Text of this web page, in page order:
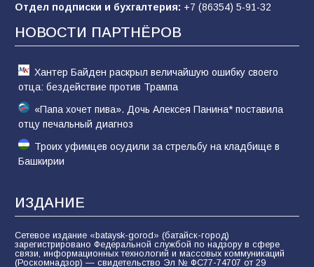
Батайчане вышли в финал Всероссийского
конкурса «Большая перемена»
62 04.08.2026
Отдел подписки и бухгалтерия: +7 (86354) 5-91-32
НОВОСТИ ПАРТНЁРОВ
Хантер Байден раскрыл величайшую ошибку своего
отца: бездействие против Трампа
«Папа хочет пива». Дочь Алексея Панина* поставила
отцу печальный диагноз
Троих уфимцев осудили за стрельбу на кладбище в
Башкирии
ИЗДАНИЕ
Сетевое издание «bataysk-gorod» (батайск-город)
зарегистрировано Федеральной службой по надзору в сфере
связи, информационных технологий и массовых коммуникаций
(Роскомнадзор) — свидетельство Эл № ФС77-74707 от 29